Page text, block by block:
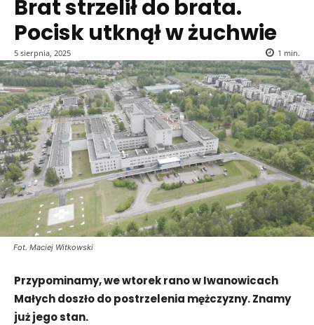
Brat strzelił do brata.
Pocisk utknął w żuchwie
5 sierpnia, 2025 1 min.
Fot. Maciej Witkowski
Przypominamy, we wtorek rano w Iwanowicach
Małych doszło do postrzelenia mężczyzny. Znamy
już jego stan.